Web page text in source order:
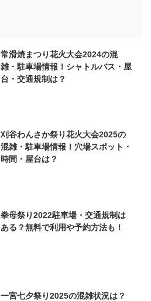
常滑焼まつり花火大会2024の混
雑・駐車場情報！シャトルバス・屋
台・交通規制は？
刈谷わんさか祭り花火大会2025の
混雑・駐車場情報！穴場スポット・
時間・屋台は？
拳母祭り2022駐車場・交通規制は
ある？無料で利用や予約方法も！
一宮七夕祭り2025の混雑状況は？